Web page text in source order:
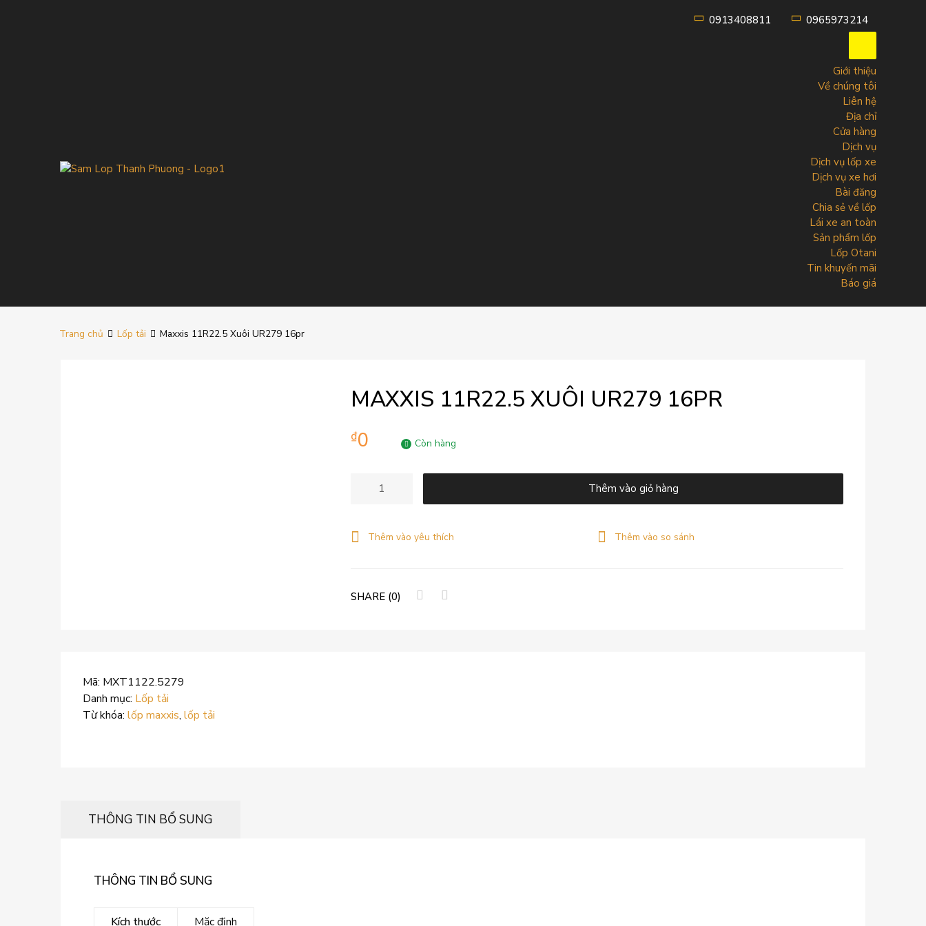
0913408811
0965973214
Giới thiệu
Về chúng tôi
Liên hệ
Địa chỉ
Cửa hàng
Dịch vụ
Dịch vụ lốp xe
Dịch vụ xe hơi
Bài đăng
Chia sẻ về lốp
Lái xe an toàn
Sản phẩm lốp
Lốp Otani
Tin khuyến mãi
Báo giá
Trang chủ Lốp tải Maxxis 11R22.5 Xuôi UR279 16pr
MAXXIS 11R22.5 XUÔI UR279 16PR
₫0 Còn hàng
Maxxis
UR279
Thêm vào giỏ hàng
Thêm vào so sánh
Thêm vào yêu thích
SHARE (0)
Mã: MXT1122.5279
Danh mục: Lốp tải
Từ khóa: lốp maxxis, lốp tải
THÔNG TIN BỔ SUNG
THÔNG TIN BỔ SUNG
Kích thước Mặc định